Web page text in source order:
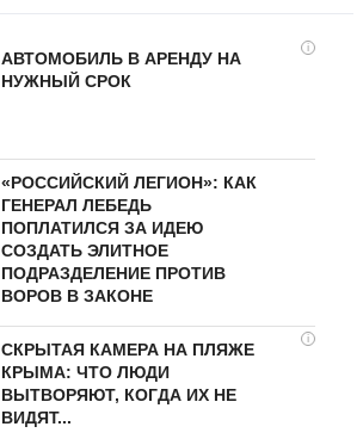
i
АВТОМОБИЛЬ В АРЕНДУ НА
НУЖНЫЙ СРОК
«РОССИЙСКИЙ ЛЕГИОН»: КАК
ГЕНЕРАЛ ЛЕБЕДЬ
ПОПЛАТИЛСЯ ЗА ИДЕЮ
СОЗДАТЬ ЭЛИТНОЕ
ПОДРАЗДЕЛЕНИЕ ПРОТИВ
ВОРОВ В ЗАКОНЕ
i
СКРЫТАЯ КАМЕРА НА ПЛЯЖЕ
КРЫМА: ЧТО ЛЮДИ
ВЫТВОРЯЮТ, КОГДА ИХ НЕ
ВИДЯТ...